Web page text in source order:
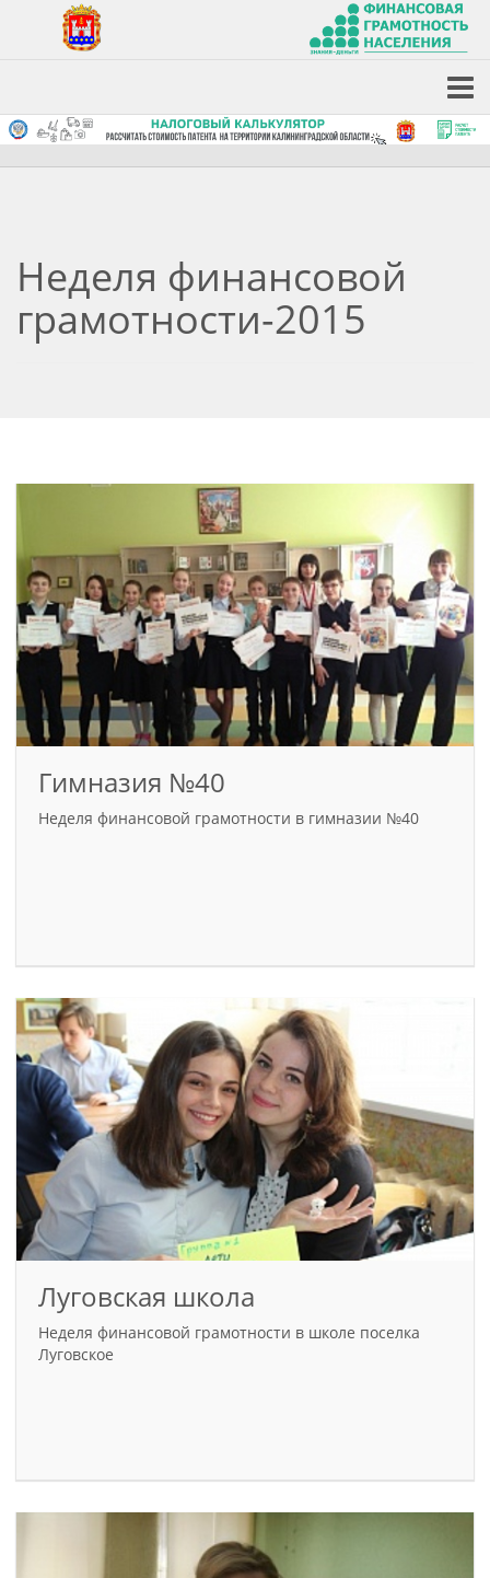
Неделя финансовой
грамотности-2015
Гимназия №40
Неделя финансовой грамотности в гимназии №40
Луговская школа
Неделя финансовой грамотности в школе поселка
Луговское